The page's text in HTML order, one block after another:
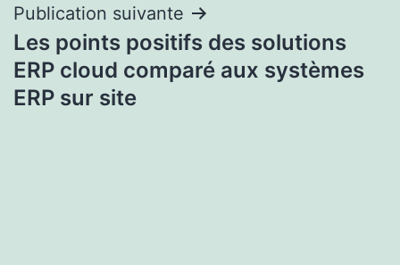
Publication suivante
Les points positifs des solutions
ERP cloud comparé aux systèmes
ERP sur site